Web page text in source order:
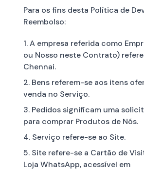
Para os fins desta Política de
Reembolso:
1. A empresa referida como
ou Nosso neste Contrato)
Chennai.
2. Bens referem-se aos itens
venda no Serviço.
3. Pedidos significam uma
para comprar Produtos de Nós.
4. Serviço refere-se ao Site.
5. Site refere-se a Cartão de
Loja WhatsApp, acessível em